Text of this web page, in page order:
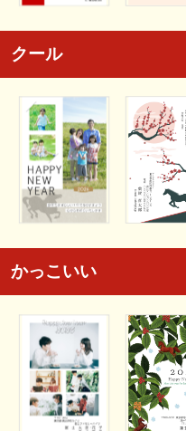
クール
かっこいい